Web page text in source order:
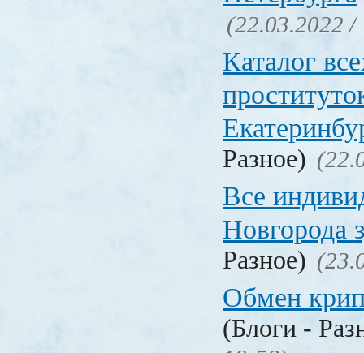
(22.03.2022 /
Каталог
Разное)
Все
Новгорода
Разное)
Обмен
(Блоги -